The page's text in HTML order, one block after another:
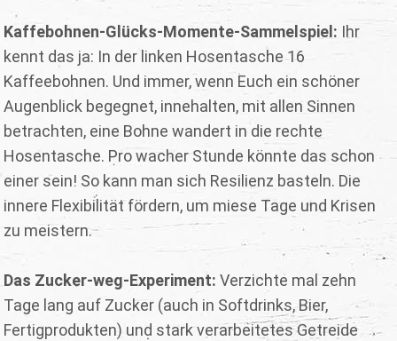
Kaffebohnen-Glücks-Momente-Sammelspiel: Ihr
kennt das ja: In der linken Hosentasche 16
Kaffeebohnen. Und immer, wenn Euch ein schöner
Augenblick begegnet, innehalten, mit allen Sinnen
betrachten, eine Bohne wandert in die rechte
Hosentasche. Pro wacher Stunde könnte das schon
einer sein! So kann man sich Resilienz basteln. Die
innere Flexibilität fördern, um miese Tage und Krisen
zu meistern.
Das Zucker-weg-Experiment: Verzichte mal zehn
Tage lang auf Zucker (auch in Softdrinks, Bier,
Fertigprodukten) und stark verarbeitetes Getreide